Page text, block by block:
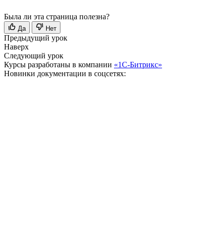
Была ли эта страница полезна?
Да Нет
Предыдущий урок
Наверх
Следующий урок
Курсы разработаны в компании «1С-Битрикс»
Новинки документации в соцсетях: